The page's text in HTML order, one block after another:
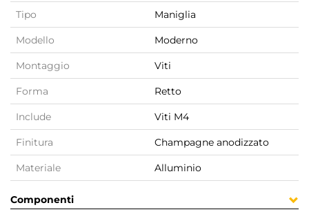
Tipo Maniglia
Modello Moderno
Montaggio Viti
Forma Retto
Include Viti M4
Finitura Champagne anodizzato
Materiale Alluminio
Componenti